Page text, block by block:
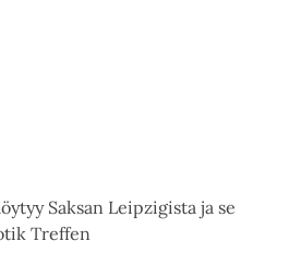
Saksan Leipzigista ja se
Treffen